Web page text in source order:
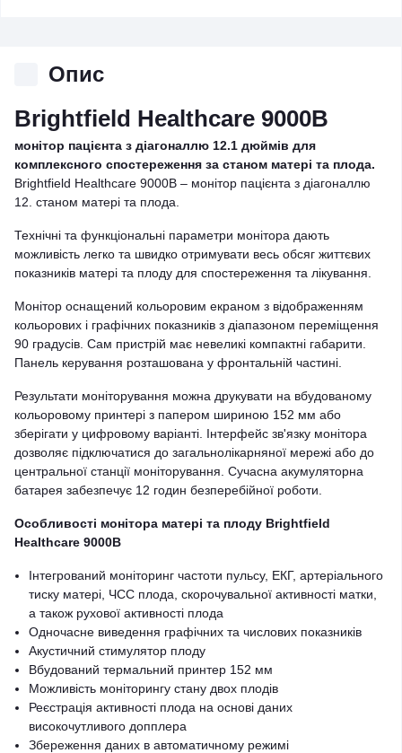
Опис
Brightfield Healthcare 9000B
монітор пацієнта з діагоналлю 12.1 дюймів для
комплексного спостереження за станом матері та плода.
Brightfield Healthcare 9000B – монітор пацієнта з діагоналлю
12. станом матері та плода.
Технічні та функціональні параметри монітора дають
можливість легко та швидко отримувати весь обсяг життєвих
показників матері та плоду для спостереження та лікування.
Монітор оснащений кольоровим екраном з відображенням
кольорових і графічних показників з діапазоном переміщення
90 градусів. Сам пристрій має невеликі компактні габарити.
Панель керування розташована у фронтальній частині.
Результати моніторування можна друкувати на вбудованому
кольоровому принтері з папером шириною 152 мм або
зберігати у цифровому варіанті. Інтерфейс зв'язку монітора
дозволяє підключатися до загальнолікарняної мережі або до
центральної станції моніторування. Сучасна акумуляторна
батарея забезпечує 12 годин безперебійної роботи.
Особливості монітора матері та плоду Brightfield
Healthcare 9000B
Інтегрований моніторинг частоти пульсу, ЕКГ, артеріального
тиску матері, ЧСС плода, скорочувальної активності матки,
а також рухової активності плода
Одночасне виведення графічних та числових показників
Акустичний стимулятор плоду
Вбудований термальний принтер 152 мм
Можливість моніторингу стану двох плодів
Реєстрація активності плода на основі даних
високочутливого допплера
Збереження даних в автоматичному режимі